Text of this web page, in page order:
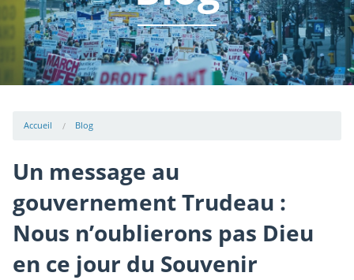
Boutique
Accueil Blog
Un message au
gouvernement Trudeau :
Nous n’oublierons pas Dieu
en ce jour du Souvenir